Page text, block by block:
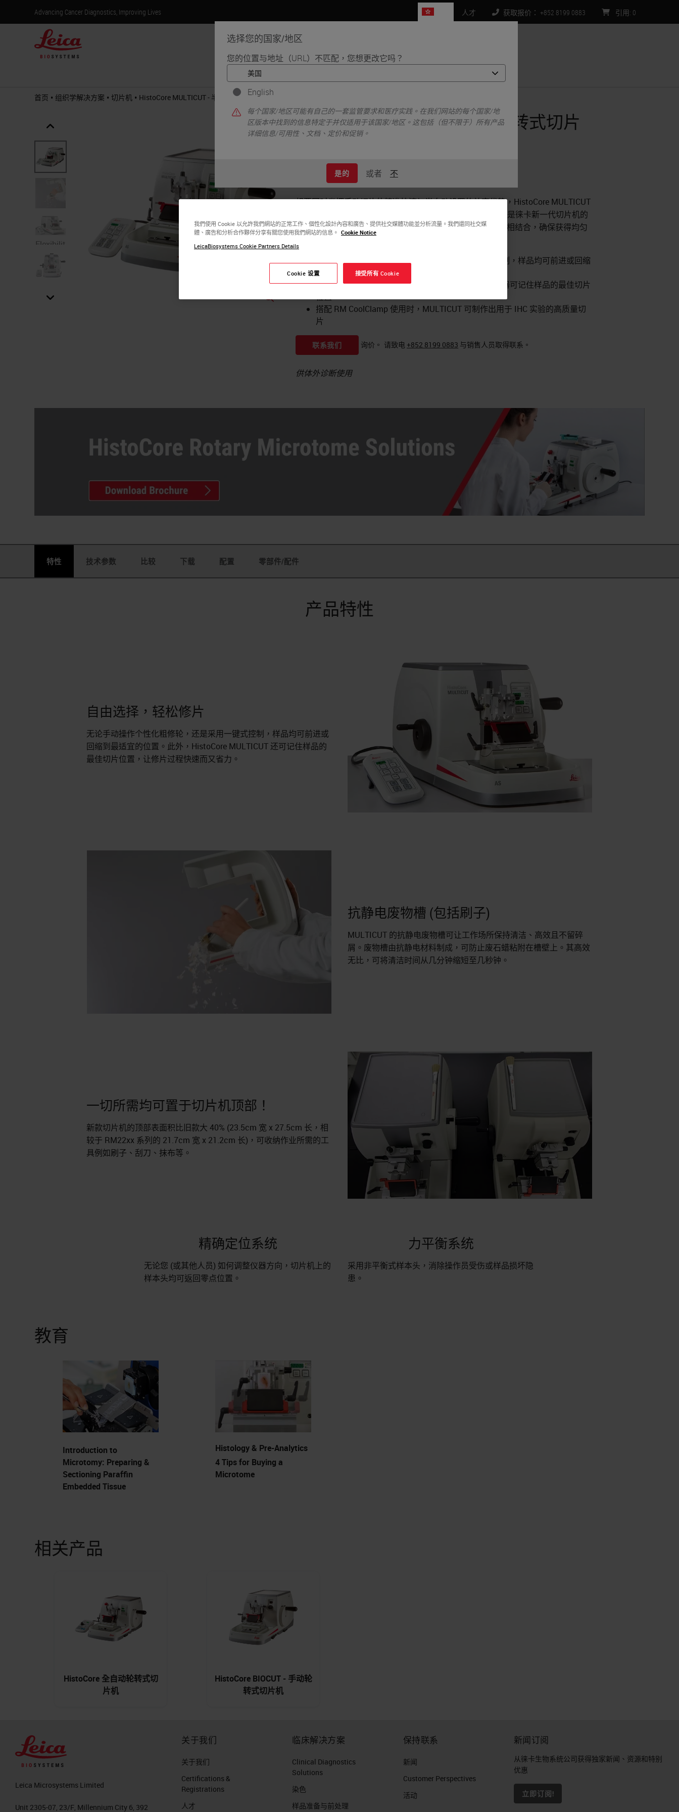
Advancing Cancer Diagnostics, Improving Lives
选择您的国家/地区
您的位置与地址（URL）不匹配，您想更改它吗？
English
每个国家/地区可能有自己的一套监管要求和医疗实践。在我们网站的每个国家/地
区版本中找到的信息特定于并仅适用于该国家/地区。这包括（但不限于）所有产品
详细信息/可用性、文档、定价和促销。
是的 或者 不
人才 获取报价： +852 8199 0883 引用: 0
生命科学
首页 • 组织学解决方案 • 切片机 • HistoCore MULTICUT - 半自动轮转式切片机
HistoCore
Microtomy
Twist of
Motorization
Quick &
Easy
Cleaning
in
Seconds
Flexibility
to use
coarse
motorized
HistoCore MULTICUT - 半自动轮转式切片
机
149MULTI0C1、14051856372
将电动操作融入手动切片机中
想要同时坐拥手动切片的精准快速与半自动设置的效率优势，HistoCore MULTICUT
绝对是理想的选择。引领市场 145 年之久的宝贵设计经验正是徕卡新一代切片机的
立足之本。MULTICUT 将手动切片机的速度与电动进样功能相结合，确保获得均匀
一致且重复性极佳的切片。
无论手动操作个性化粗修轮，还是采用一键式电动控制，样品均可前进或回缩
到最适宜的位置。
修片快速又省力：借助快速归位和记忆位置功能，仪器可记住样品的最佳切片
位置。
搭配 RM CoolClamp 使用时，MULTICUT 可制作出用于 IHC 实验的高质量切
片
联系我们 询价。 请致电+852 8199 0883 与销售人员取得联系。
供体外诊断使用
特性 技术参数 比较 下载 配置 零部件/配件
产品特性
自由选择，轻松修片
无论手动操作个性化粗修轮，还是采用一键式控制，样品均可前进或
回缩到最适宜的位置。此外，HistoCore MULTICUT 还可记住样品的
最佳切片位置，让修片过程快速而又省力。
抗静电废物槽 (包括刷子)
MULTICUT 的抗静电废物槽可让工作场所保持清洁、高效且不留碎
屑。废物槽由抗静电材料制成，可防止废石蜡粘附在槽壁上。其高效
无比，可将清洁时间从几分钟缩短至几秒钟。
一切所需均可置于切片机顶部！
新款切片机的顶部表面积比旧款大 40% (23.5cm 宽 x 27.5cm 长，相
较于 RM22xx 系列的 21.7cm 宽 x 21.2cm 长)，可收纳作业所需的工
具例如刷子、刮刀、抹布等。
精确定位系统
无论您 (或其他人员) 如何调整仪器方向，切片机上的
样本头均可返回零点位置。
力平衡系统
采用非平衡式样本头，消除操作员受伤或样品损坏隐
患。
教育
Introduction to
Microtomy: Preparing &
Sectioning Paraffin
Embedded Tissue
Histology & Pre-Analytics
4 Tips for Buying a
Microtome
相关产品
HistoCore 全自动轮转式切
片机
HistoCore BIOCUT - 手动轮
转式切片机
Leica Microsystems Limited
Unit 2305-07, 23/F, Millennium City 6, 392
关于我们
关于我们
Certifications &
Registrations
人才
临床解决方案
Clinical Diagnostics
Solutions
染色
样品准备与前处理
保持联系
新闻
Customer Perspectives​
活动
新闻订阅
从徕卡生物系统公司获得独家新闻、资源和特别
优惠
立即订阅!
我們使用 Cookie 以允許我們網站的正常工作、個性化設計內容和廣告、提供社交媒體功能並分析流量。我們還同社交媒
體、廣告和分析合作夥伴分享有關您使用我們網站的信息。 Cookie Notice
LeicaBiosystems Cookie Partners Details
Cookie 设置 接受所有 Cookie